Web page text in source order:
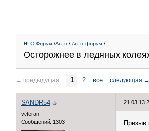
НГС.Форум /Авто / Авто-форум /
Осторожнее в ледяных
← предыдущая 1 2 все следующая →
SANDR54
veteran
Сообщений: 1303
21.03.13
Призыв